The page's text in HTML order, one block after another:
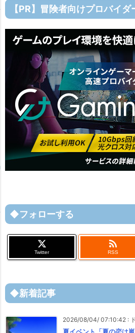
【PR】冒険者向けプロバイダ
◆フォローする
Twitter

RSS
◆新着記事
2026/08/04/ 07:10:42 :